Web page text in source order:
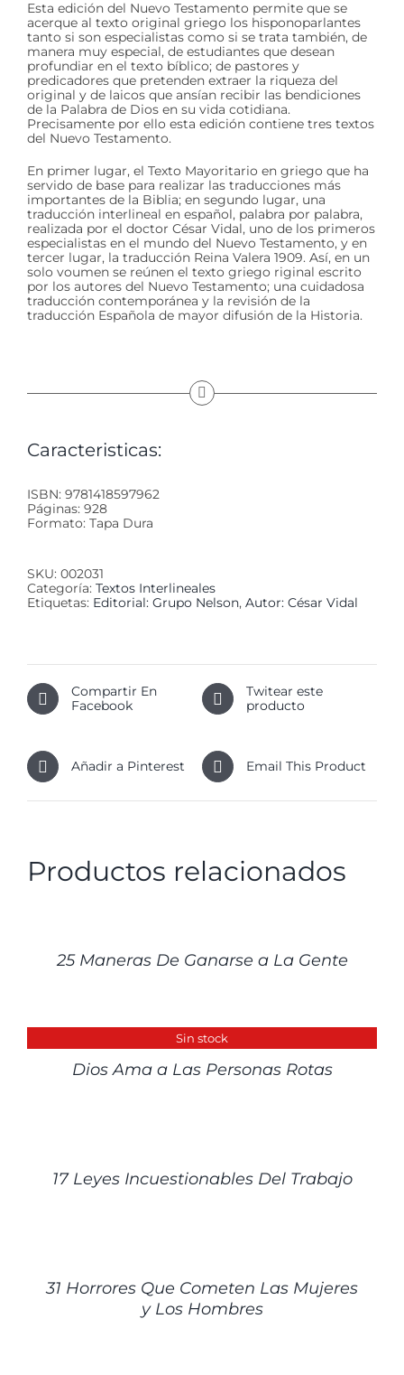
Esta edición del Nuevo Testamento permite que se
acerque al texto original griego los hisponoparlantes
tanto si son especialistas como si se trata también, de
manera muy especial, de estudiantes que desean
profundiar en el texto bíblico; de pastores y
predicadores que pretenden extraer la riqueza del
original y de laicos que ansían recibir las bendiciones
de la Palabra de Dios en su vida cotidiana.
Precisamente por ello esta edición contiene tres textos
del Nuevo Testamento.
En primer lugar, el Texto Mayoritario en griego que ha
servido de base para realizar las traducciones más
importantes de la Biblia; en segundo lugar, una
traducción interlineal en español, palabra por palabra,
realizada por el doctor César Vidal, uno de los primeros
especialistas en el mundo del Nuevo Testamento, y en
tercer lugar, la traducción Reina Valera 1909. Así, en un
solo voumen se reúnen el texto griego riginal escrito
por los autores del Nuevo Testamento; una cuidadosa
traducción contemporánea y la revisión de la
traducción Española de mayor difusión de la Historia.
Caracteristicas:
ISBN: 9781418597962
Páginas: 928
Formato: Tapa Dura
SKU: 002031
Categoría: Textos Interlineales
Etiquetas: Editorial: Grupo Nelson, Autor: César Vidal
Compartir En
Facebook
Twitear este
producto
Añadir a Pinterest Email This Product
Productos relacionados
25 Maneras De Ganarse a La Gente
Sin stock
Dios Ama a Las Personas Rotas
17 Leyes Incuestionables Del Trabajo
31 Horrores Que Cometen Las Mujeres
y Los Hombres